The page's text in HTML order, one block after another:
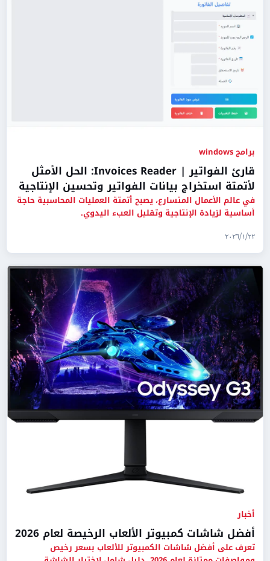
برامج windows
قارئ الفواتير | Invoices Reader: الحل الأمثل
لأتمتة استخراج بيانات الفواتير وتحسين الإنتاجية
في عالم الأعمال المتسارع، يصبح أتمتة العمليات المحاسبية حاجة
أساسية لزيادة الإنتاجية وتقليل العبء اليدوي.
٢٢‏/١‏/٢٠٢٦
أخبار
أفضل شاشات كمبيوتر الألعاب الرخيصة لعام 2026
تعرف على أفضل شاشات الكمبيوتر للألعاب بسعر رخيص